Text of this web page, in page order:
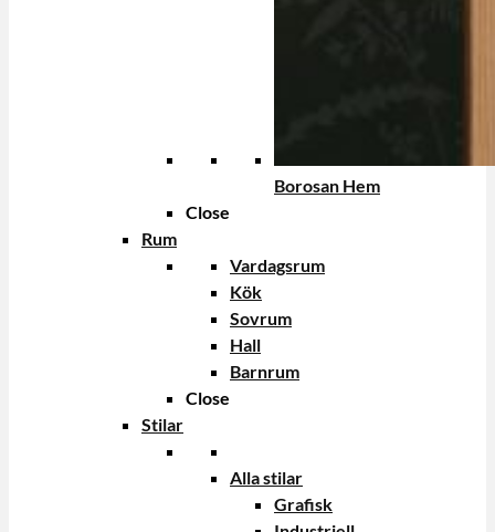
Borosan Hem
Close
Rum
Vardagsrum
Kök
Sovrum
Hall
Barnrum
Close
Stilar
Alla stilar
Grafisk